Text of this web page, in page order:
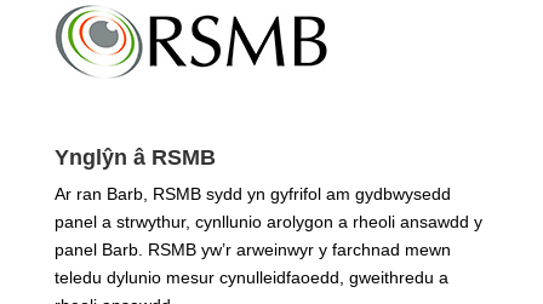
Ynglŷn â RSMB
Ar ran Barb, RSMB sydd yn gyfrifol am gydbwysedd
panel a strwythur, cynllunio arolygon a rheoli ansawdd y
panel Barb. RSMB yw’r arweinwyr y farchnad mewn
teledu dylunio mesur cynulleidfaoedd, gweithredu a